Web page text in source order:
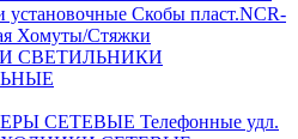
установочные Скобы пласт.NCR-
Хомуты/Стяжки
СВЕТИЛЬНИКИ
СЕТЕВЫЕ Телефонные удл.